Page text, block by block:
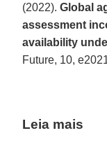
(2022).Global
assessment
availability
Future, 10,
Leia mais